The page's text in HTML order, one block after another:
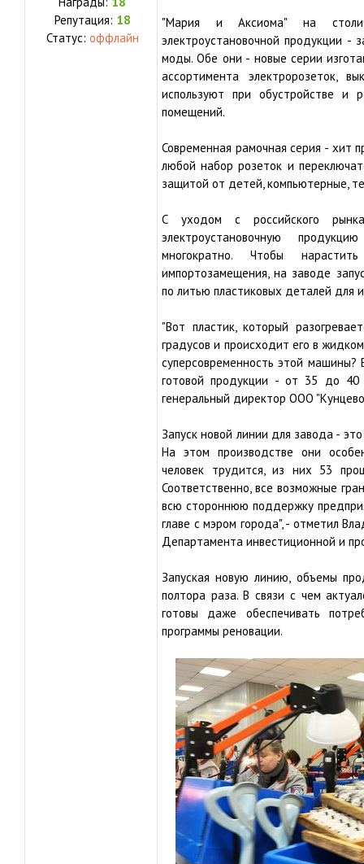
Репутация: 18
Статус: оффлайн
"Мария и Аксиома" на
электроустановочной продукции
моды. Обе они - новые серии
ассортимента электророзеток,
используют при обустройстве
помещений.
Современная рамочная серия - хит
любой набор розеток и
защитой от детей, компьютерные,
С уходом с российского
электроустановочную
многократно. Чтобы
импортозамещения, на заводе
по литью пластиковых деталей для
"Вот пластик, который
градусов и происходит его в
суперсовременность этой
готовой продукции - от 35 до 40
генеральный директор ООО
Запуск новой линии для завода -
На этом производстве они
человек трудится, из них 53
Соответственно, все возможные
всю стороннюю поддержку
главе с мэром города", - отметил
Департамента инвестиционной и
Запуская новую линию, объемы
полтора раза. В связи с чем
готовы даже обеспечивать
программы реновации.